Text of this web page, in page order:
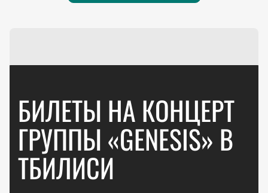
БИЛЕТЫ НА КОНЦЕРТ
ГРУППЫ «GENESIS» В
ТБИЛИСИ